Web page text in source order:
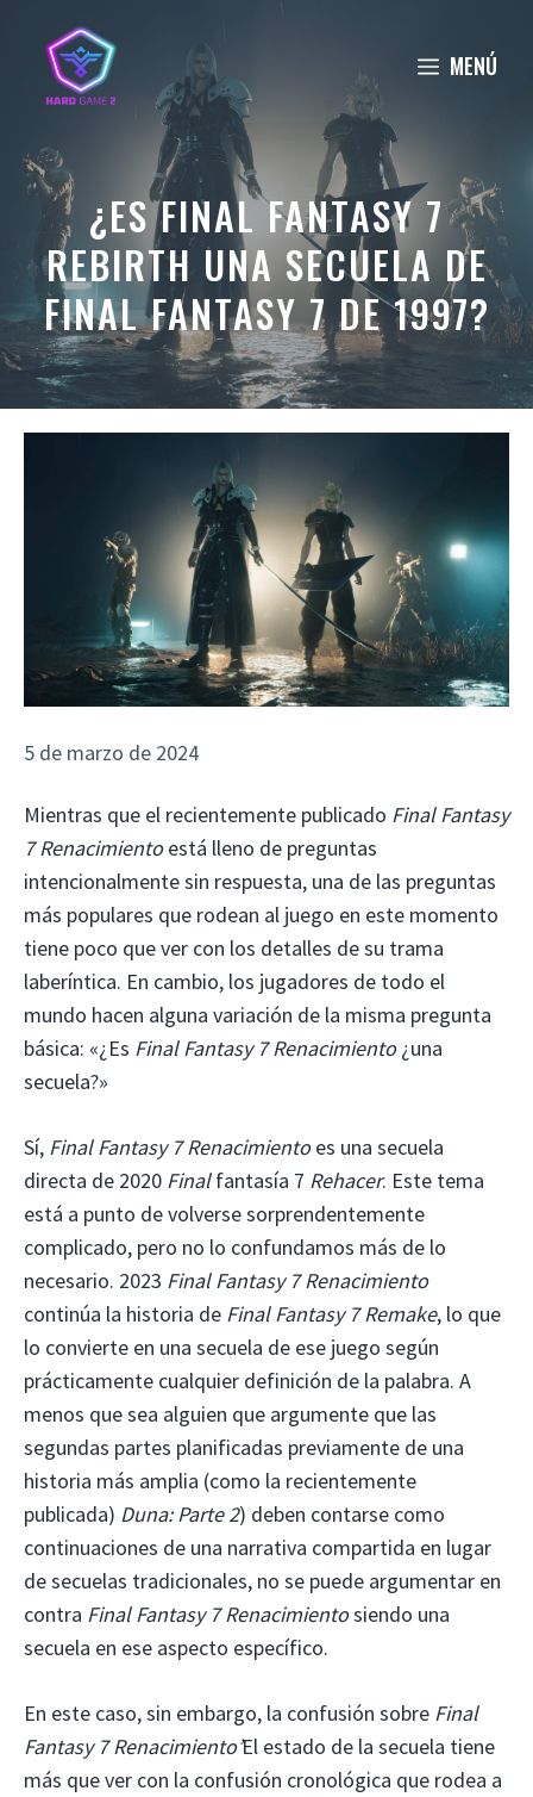
contenido
MENÚ
¿ES FINAL FANTASY 7
REBIRTH UNA SECUELA DE
FINAL FANTASY 7 DE 1997?
5 de marzo de 2024
Mientras que el recientemente publicado Final Fantasy
7 Renacimientoestá lleno de preguntas
intencionalmente sin respuesta, una de las preguntas
más populares que rodean al juego en este momento
tiene poco que ver con los detalles de su trama
laberíntica. En cambio, los jugadores de todo el
mundo hacen alguna variación de la misma pregunta
básica: «¿Es Final Fantasy 7 Renacimiento¿una
secuela?»
Sí, Final Fantasy 7 Renacimientoes una secuela
directa de 2020 Finalfantasía 7 Rehacer. Este tema
está a punto de volverse sorprendentemente
complicado, pero no lo confundamos más de lo
necesario. 2023 Final Fantasy 7 Renacimiento
continúa la historia de Final Fantasy 7 Remake, lo que
lo convierte en una secuela de ese juego según
prácticamente cualquier definición de la palabra. A
menos que sea alguien que argumente que las
segundas partes planificadas previamente de una
historia más amplia (como la recientemente
publicada) Duna: Parte 2) deben contarse como
continuaciones de una narrativa compartida en lugar
de secuelas tradicionales, no se puede argumentar en
contra Final Fantasy 7 Renacimientosiendo una
secuela en ese aspecto específico.
En este caso, sin embargo, la confusión sobre Final
Fantasy 7 Renacimiento’El estado de la secuela tiene
más que ver con la confusión cronológica que rodea a